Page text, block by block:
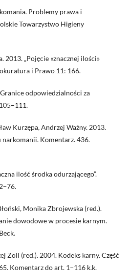
Problemy prawa i
Towarzystwo Higieny
2013. „Pojęcie «znacznej ilości»
i Prawo 11: 166.
odpowiedzialności za
Kurzępa, Andrzej Ważny. 2013.
narkomanii. Komentarz. 436.
ilość środka odurzającego”.
Monika Zbrojewska (red.).
dowodowe w procesie karnym.
Zoll (red.). 2004. Kodeks karny. Część
Komentarz do art. 1−116 k.k.